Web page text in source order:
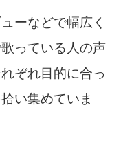
ーなどで幅広く
っている人の声
ぞれ目的に合っ
い集めていま